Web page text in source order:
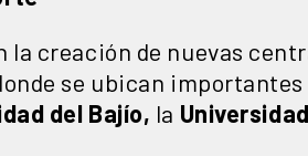
creación de nuevas
se ubican
del Bajío, la